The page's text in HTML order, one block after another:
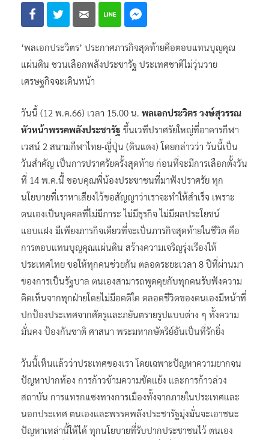
‘พลเอกประวิตร’ ประกาศภารกิจสุดท้ายคือตอบแทนบุญคุณ
แผ่นดิน ชวนเลือกพลังประชารัฐ ประเทศชาติไม่วุ่นวาย
เศรษฐกิจจะเดินหน้า
วันนี้ (12 พ.ค.66) เวลา 15.00 น. พลเอกประวิตร วงษ์สุวรรณ
หัวหน้าพรรคพลังประชารัฐ ขึ้นเวทีปราศรัยใหญ่ที่อาคารกีฬา
เวสน์ 2 สนามกีฬาไทย-ญี่ปุ่น (ดินแดง) โดยกล่าวว่า วันนี้เป็น
วันสำคัญ เป็นการปราศรัยครั้งสุดท้าย ก่อนที่จะมีการเลือกตั้งวัน
ที่ 14 พ.ค.นี้ ขอบคุณพี่น้องประชาชนที่มาฟังปราศรัย ทุก
นโยบายที่เราหาเสียงไว้ขอสัญญาว่าเราจะทำให้สำเร็จ เพราะ
ตนเองเป็นบุคคลที่ไม่มีภาระ ไม่มีธุรกิจ ไม่มีผลประโยชน์
แอบแฝง มีเพียงภารกิจเดียวที่จะเป็นภารกิจสุดท้ายในชีวิต คือ
การตอบแทนบุญคุณแผ่นดิน สร้างความเจริญรุ่งเรืองให้
ประเทศไทย ขอให้ทุกคนช่วยกัน ตลอดระยะเวลา 8 ปีที่ผ่านมา
ของการเป็นรัฐบาล ตนเองสามารถพูดคุยกับทุกคนรับฟังความ
คิดเห็นจากทุกฝ่ายโดยไม่มีอคติใด ตลอดชีวิตของตนเองมีหน้าที่
ปกป้องประเทศจากศัตรูและภยันตรายรูปแบบต่าง ๆ ทั้งความ
มั่นคง ป้องกันชาติ ศาสนา พระมหากษัตริย์อันเป็นที่รักยิ่ง
วันนี้เห็นแล้วว่าประเทศของเรา โดยเฉพาะปัญหาความยากจน
ปัญหาปากท้อง การก้าวข้ามความขัดแย้ง และการก้าวล่วง
สถาบัน การแทรกแซงทางการเมืองทั้งจากภายในประเทศและ
นอกประเทศ ตนเองและพรรคพลังประชารัฐมุ่งมั่นจะเอาชนะ
ปัญหาเหล่านี้ให้ได้ ทุกนโยบายที่รับปากประชาชนไว้ ตนเอง